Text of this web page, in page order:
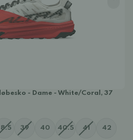
- Dame - White/Coral, 37
39 40 40.5 41 42